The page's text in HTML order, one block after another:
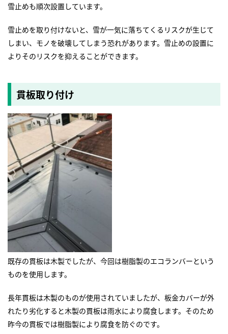
雪止めも順次設置しています。
雪止めを取り付けないと、雪が一気に落ちてくるリスクが生じて
しまい、モノを破壊してしまう恐れがあります。雪止めの設置に
よりそのリスクを抑えることができます。
貫板取り付け
既存の貫板は木製でしたが、今回は樹脂製のエコランバーという
ものを使用します。
長年貫板は木製のものが使用されていましたが、板金カバーが外
れたり劣化すると木製の貫板は雨水により腐食します。そのため
昨今の貫板では樹脂製により腐食を防ぐのです。